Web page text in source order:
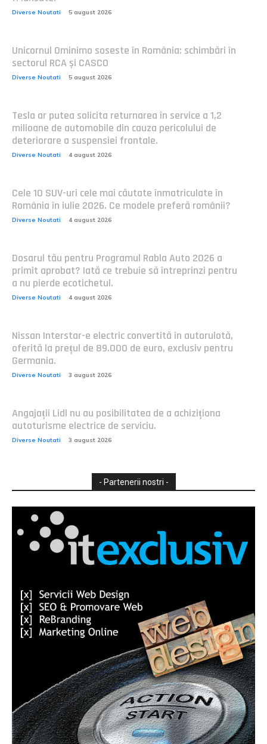
Diverse Noutati 5 august 2026
Unicornul Ominimo soseste în România: schimbări în
sectorul RCA și CASCO
Diverse Noutati 5 august 2026
Tesla ar putea solicita returnarea în service a 1,2
milioane de automobile din cauza pericolului de
deteriorare a suspensiei frontale.
Diverse Noutati 4 august 2026
Cele 10 SUV-uri cele mai căutate înmatriculate în
România în iulie 2026. Ce modele preferă românii?
Diverse Noutati 4 august 2026
Dosarul tău pentru Programul Rabla Auto 2026 a
primit aprobat? Iată ce trebuie să întreprinzi pentru
a nu pierde ecotichetul.
Diverse Noutati 4 august 2026
Nissan Interstar-e electric convertită în autorulotă,
oferită la prețul de 89.000 de euro, exclusiv pentru
Germania.
Diverse Noutati 3 august 2026
Angajații Lidl nu au posibilitatea de a achiziționa
autoturisme electrice de serviciu.
Diverse Noutati 3 august 2026
- Partenerii nostri -